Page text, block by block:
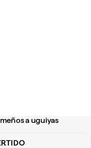
a uguiyas